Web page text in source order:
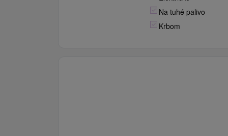
Na tuhé palivo
Krbom